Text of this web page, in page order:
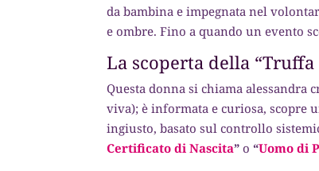
da bambina e impegnata nel
e ombre. Fino a quando un evento
La scoperta della
Questa donna si chiama
viva); è informata e curiosa, scopre
ingiusto, basato sul controllo
Certificato di Nascita” o“Uomo di